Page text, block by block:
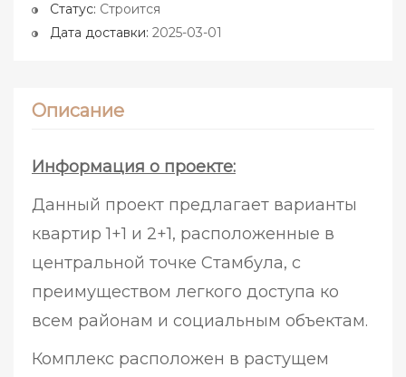
Статус: Строится
Дата доставки: 2025-03-01
Описание
Информация о проекте:
Данный проект предлагает варианты
квартир 1+1 и 2+1, расположенные в
центральной точке Стамбула, с
преимуществом легкого доступа ко
всем районам и социальным объектам.
Комплекс расположен в растущем